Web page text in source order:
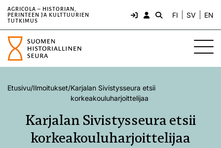
AGRICOLA – HISTORIAN,
PERINTEEN JA KULTTUURIEN
TUTKIMUS
FI SV EN
Etusivu/Ilmoitukset/Karjalan Sivistysseura etsii
korkeakouluharjoittelijaa
Karjalan Sivistysseura etsii
korkeakouluharjoittelijaa